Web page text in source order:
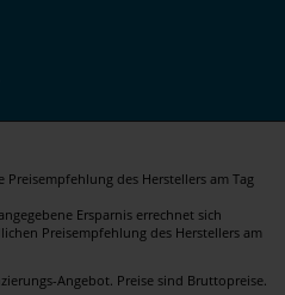
des Herstellers am Tag
Ersparnis errechnet sich
Preisempfehlung des Herstellers am
Angebot. Preise sind Bruttopreise.